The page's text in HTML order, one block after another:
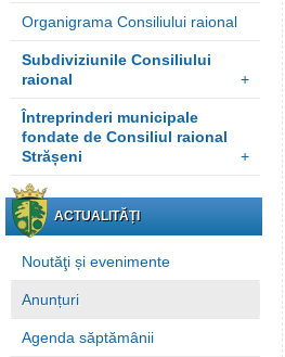
Organigrama Consiliului raional
Subdiviziunile Consiliului
raional
+
Întreprinderi municipale
fondate de Consiliul raional
Strășeni
+
ACTUALITĂȚI
Noutăţi și evenimente
Anunțuri
Agenda săptămânii